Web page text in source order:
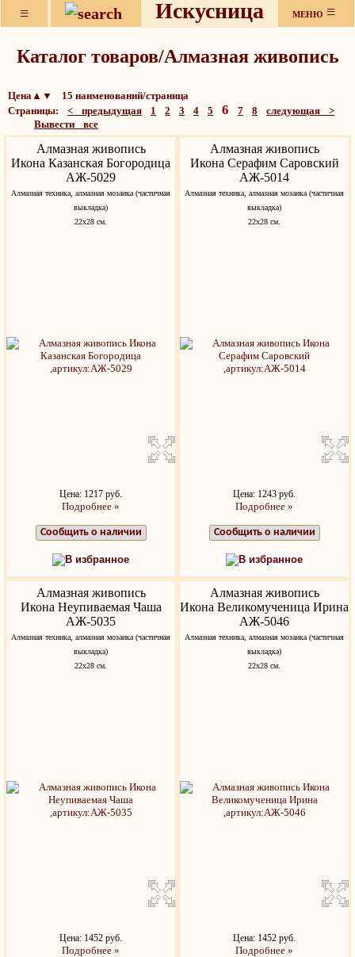
≡ Искусница МЕНЮ ≡
Каталог товаров/Алмазная живопись
Цена▲▼ 15 наименований/страница
Страницы: < предыдущая 1 2 3 4 5 6 7 8
следующая >
Вывести все
Алмазная живопись
Икона Казанская Богородица
АЖ-5029
Алмазная техника, алмазная мозаика (частичная
выкладка)
22х28 см.
Цена: 1217 руб.
Подробнее »
Сообщить о наличии
В избранное
Алмазная живопись
Икона Серафим Саровский
АЖ-5014
Алмазная техника, алмазная мозаика (частичная
выкладка)
22х28 см.
Цена: 1243 руб.
Подробнее »
Сообщить о наличии
В избранное
Алмазная живопись
Икона Неупиваемая Чаша
АЖ-5035
Алмазная техника, алмазная мозаика (частичная
выкладка)
22х28 см.
Цена: 1452 руб.
Подробнее »
Алмазная живопись
Икона Великомученица Ирина
АЖ-5046
Алмазная техника, алмазная мозаика (частичная
выкладка)
22х28 см.
Цена: 1452 руб.
Подробнее »